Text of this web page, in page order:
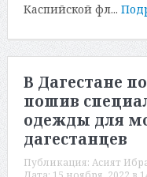
Каспийской фл...
В Дагестане
пошив
одежды для
дагестанцев
Публикация: Асият